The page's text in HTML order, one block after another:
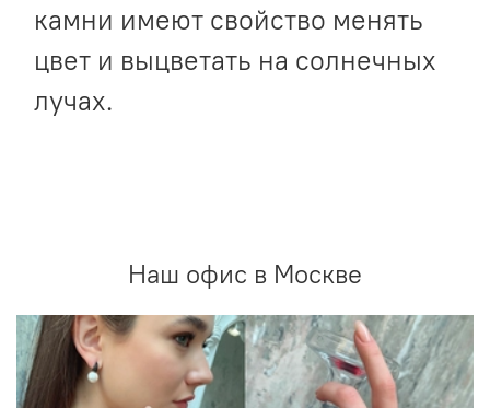
камни имеют свойство менять
цвет и выцветать на солнечных
лучах.
Наш офис в Москве